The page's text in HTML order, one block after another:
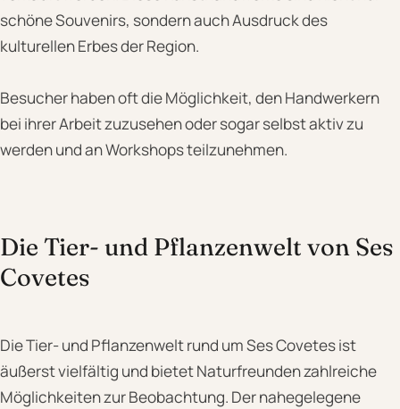
schöne Souvenirs, sondern auch Ausdruck des
kulturellen Erbes der Region.
Besucher haben oft die Möglichkeit, den Handwerkern
bei ihrer Arbeit zuzusehen oder sogar selbst aktiv zu
werden und an Workshops teilzunehmen.
Die Tier- und Pflanzenwelt von Ses
Covetes
Die Tier- und Pflanzenwelt rund um Ses Covetes ist
äußerst vielfältig und bietet Naturfreunden zahlreiche
Möglichkeiten zur Beobachtung. Der nahegelegene